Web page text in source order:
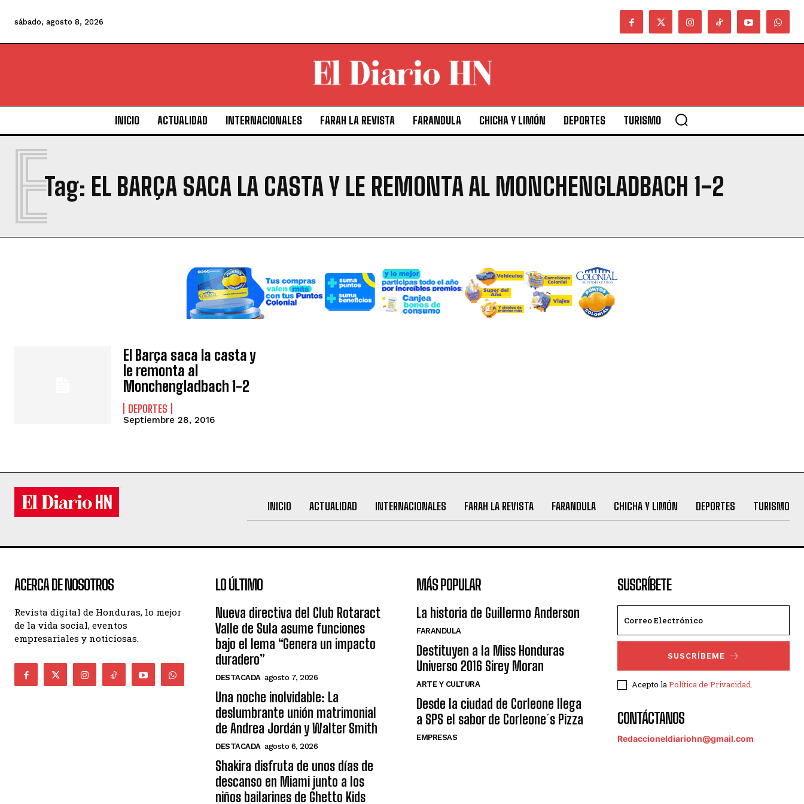
sábado, agosto 8, 2026
INICIO ACTUALIDAD INTERNACIONALES FARAH LA REVISTA FARANDULA CHICHA Y LIMÓN DEPORTES TURISMO
Tag: EL BARÇA SACA LA CASTA Y LE REMONTA AL MONCHENGLADBACH 1-2
E
El Barça saca la casta y
le remonta al
Monchengladbach 1-2
DEPORTES
Septiembre 28, 2016
INICIO ACTUALIDAD INTERNACIONALES FARAH LA REVISTA FARANDULA CHICHA Y LIMÓN DEPORTES TURISMO
ACERCA DE NOSOTROS
Revista digital de Honduras, lo mejor
de la vida social, eventos
empresariales y noticiosas.
LO ÚLTIMO
Nueva directiva del Club Rotaract
Valle de Sula asume funciones
bajo el lema “Genera un impacto
duradero”
DESTACADA agosto 7, 2026
Una noche inolvidable: La
deslumbrante unión matrimonial
de Andrea Jordán y Walter Smith
DESTACADA agosto 6, 2026
Shakira disfruta de unos días de
descanso en Miami junto a los
niños bailarines de Ghetto Kids
MÁS POPULAR
La historia de Guillermo Anderson
FARANDULA
Destituyen a la Miss Honduras
Universo 2016 Sirey Moran
ARTE Y CULTURA
Desde la ciudad de Corleone llega
a SPS el sabor de Corleone´s Pizza
EMPRESAS
SUSCRÍBETE
SUSCRÍBEME
Acepto laPolítica de Privacidad.
CONTÁCTANOS
Redaccioneldiariohn@gmail.com